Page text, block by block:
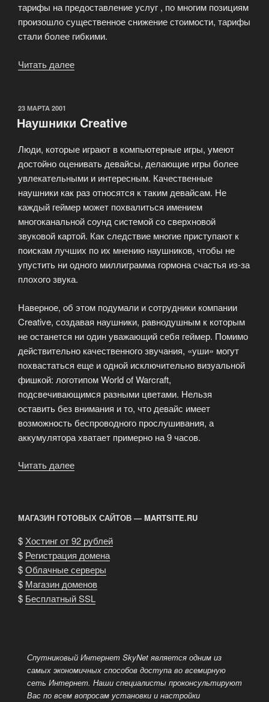
тарифы на предоставление услуг , по многим позициям
произошло существенное снижение стоимости, тарифы
стали более гибкими.
Читать далее
ОПУБЛИКОВАНО
23 МАРТА 2001
Наушники Creative
Люди, которые играют в компьютерные игры, умеют
достойно оценивать девайсы, делающие игры более
увлекательными и интересным. Качественные
наушники как раз относятся к таким девайсам. Не
каждый геймер может похвалиться имением
многоканальной соунд системой со сверхновой
звуковой картой. Как следствие многие приступают к
поискам лучших по их мнению наушников, чтобы не
упустить ни одного миллиграмма гормона счастья из-за
плохого звука.
Наверное, об этом подумали и сотрудники компании
Creative, создавая наушники, равнодушным к которым
не останется ни один уважающий себя геймер. Помимо
действительно качественного звучания, «уши» могут
похвастаться еще и одной исключительно визуальной
фишкой: логотипом World of Warcraft,
подсвечивающимся разными цветами. Нельзя
оставить без внимания и то, что девайс имеет
возможность беспроводного прослушивания, а
аккумулятора хватает примерно на 9 часов.
Читать далее
МАГАЗИН ГОТОВЫХ САЙТОВ — MARTSITE.RU
$ Хостинг от 92 рублей
$ Регистрация домена
$Облачные серверы
$ Магазин доменов
$ Бесплатный SSL
Спутниковый Интернет SkyNet является одним из
самых экономичных способов доступа во всемирную
сеть Интернет. Наши специалисты проконсультируют
Вас по всем вопросам установки и настройки